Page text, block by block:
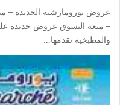
عروض يورومارشيه الجديدة –
– متعة التسوق عروض جديدة
والمطبخية تقدمها…